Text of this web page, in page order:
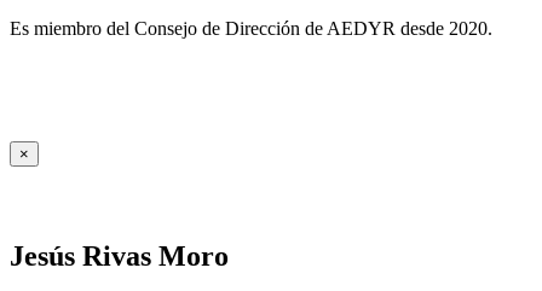
Es miembro del Consejo de Dirección de AEDYR desde 2020.
×
Jesús Rivas Moro